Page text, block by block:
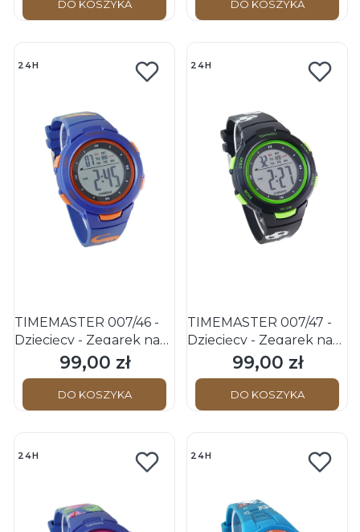
DO KOSZYKA DO KOSZYKA
24H
TIMEMASTER 007/46 -
Dziecięcy - Zegarek na
Cena
99,00 zł
DO KOSZYKA
24H
TIMEMASTER 007/47 -
Dziecięcy - Zegarek na
Cena
99,00 zł
DO KOSZYKA
24H 24H